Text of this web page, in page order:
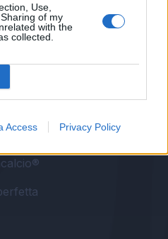
Use,
of my
with the
collected.
Access Privacy Policy
Serie A Enilive